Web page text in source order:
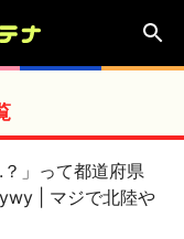
」って都道府県
陸や